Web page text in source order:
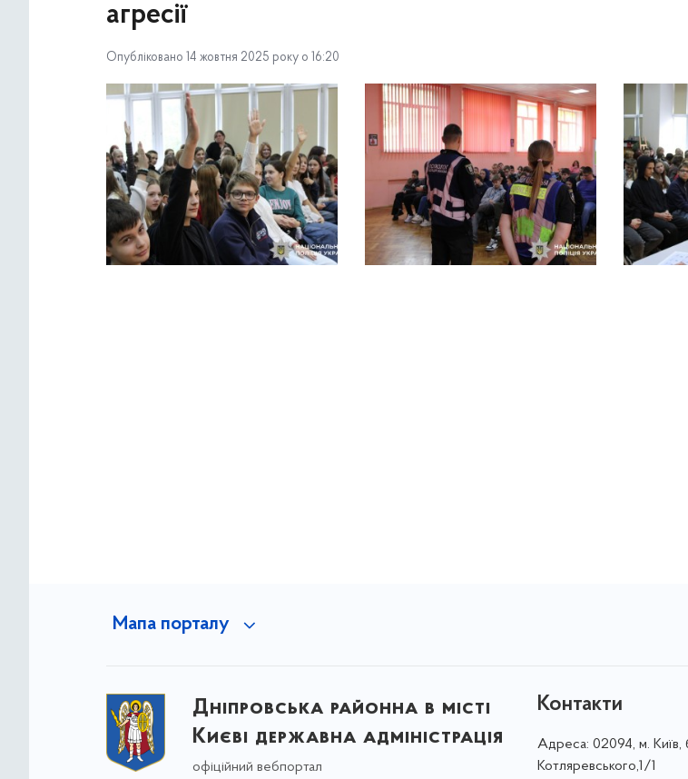
агресії
Опубліковано 14 жовтня 2025 року о 16:20
Мапа порталу
Дніпровська районна в місті
Києві державна адміністрація
офіційний вебпортал
Контакти
Адреса: 02094, м. Київ,
Котляревського,1/1